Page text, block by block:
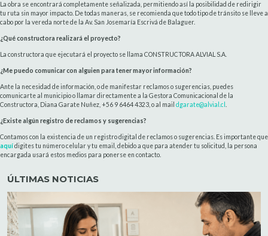
La obra se encontrará completamente señalizada, permitiendo así la posibilidad de redirigir
tu ruta sin mayor impacto. De todas maneras, se recomienda que todo tipo de tránsito se lleve a
cabo por la vereda norte de la Av. San Josemaría Escrivá de Balaguer.
¿Qué constructora realizará el proyecto?
La constructora que ejecutará el proyecto se llama CONSTRUCTORA ALVIAL S.A.
¿Me puedo comunicar con alguien para tener mayor información?
Ante la necesidad de información, o de manifestar reclamos o sugerencias, puedes
comunicarte al municipio o llamar directamente a la Gestora Comunicacional de la
Constructora, Diana Garate Nuñez, +56 9 6464 4323, o al mail dgarate@alvial.cl .
¿Existe algún registro de reclamos y sugerencias?
Contamos con la existencia de un registro digital de reclamos o sugerencias. Es importante que
aquídigites tu número celular y tu email, debido a que para atender tu solicitud, la persona
encargada usará estos medios para ponerse en contacto.
ÚLTIMAS NOTICIAS